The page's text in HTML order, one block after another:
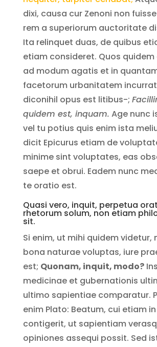
dixi, causa cur Zenoni non
rem a superiorum auctoritate
Ita relinquet duas, de quibus
etiam consideret. Quos quidem
ad modum agatis et in
facetorum urbanitatem
diconihil opus est litibus-;
quidem est, inquam. Age nunc
vel tu potius quis enim ista
dicit Epicurus etiam de
minime sint voluptates, eas
saepe et obrui. Eadem nunc
te oratio est.
Quasi vero, inquit, perpetua
rhetorum solum, non etiam
sit.
Si enim, ut mihi quidem videtur,
bona naturae voluptas, iure
est; Quonam, inquit, modo?
medicinae et gubernationis
ultimo sapientiae comparatur.
enim Plato: Beatum, cui etiam
contigerit, ut sapientiam
opiniones assequi possit. Sed